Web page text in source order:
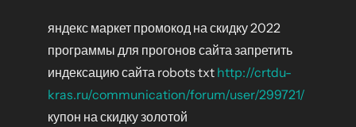
яндекс маркет промокод на скидку 2022
программы для прогонов сайта запретить
индексацию сайта robots txt http://crtdu-
kras.ru/communication/forum/user/299721/
купон на скидку золотой